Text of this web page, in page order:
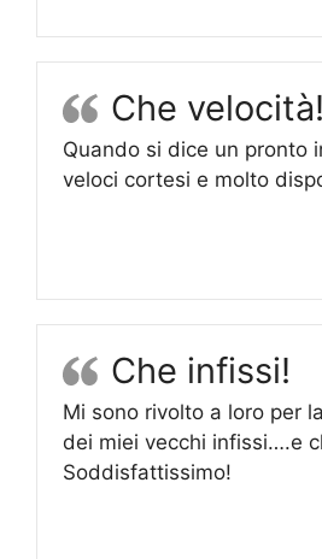
Che
Quando si dice un pronto
veloci cortesi e molto
Che infissi!
Mi sono rivolto a loro per
dei miei vecchi infissi….e
Soddisfattissimo!